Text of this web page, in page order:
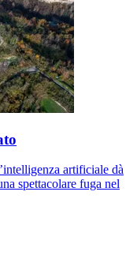
artificiale dà
spettacolare fuga nel